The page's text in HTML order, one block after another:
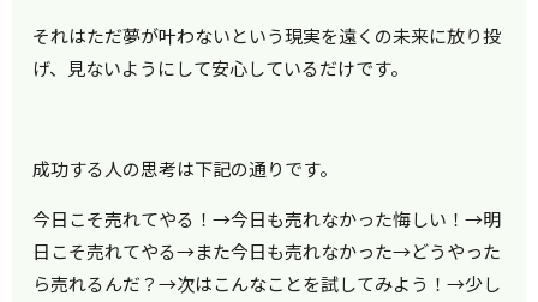
それはただ夢が叶わないという現実を遠くの未来に放り投
げ、見ないようにして安心しているだけです。
成功する人の思考は下記の通りです。
今日こそ売れてやる！→今日も売れなかった悔しい！→明
日こそ売れてやる→また今日も売れなかった→どうやった
ら売れるんだ？→次はこんなことを試してみよう！→少し